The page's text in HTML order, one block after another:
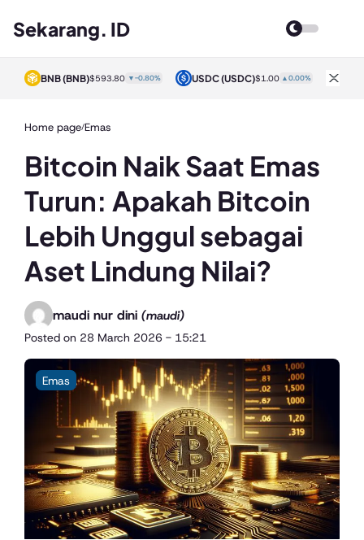
Sekarang. ID
BNB(BNB)$593.80 ▼-0.80% USDC(USDC)$1.00 ▲0.00%
Home page/Emas
Bitcoin Naik Saat Emas
Turun: Apakah Bitcoin
Lebih Unggul sebagai
Aset Lindung Nilai?
maudi nur dini (maudi)
Posted on 28 March 2026 - 15:21
Emas